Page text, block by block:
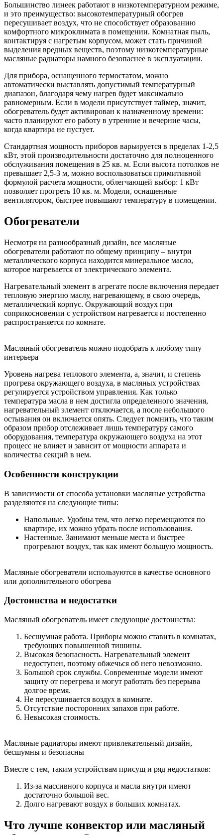
Большинство линеек работают в низкотемпературном режиме,
и это преимущество: высокотемпературный обогрев
пересушивает воздух, что не способствует образованию
комфортного микроклимата в помещении. Комнатная пыль,
контактируя с нагретым корпусом, может стать причиной
выделения вредных веществ, поэтому низкотемпературные
масляные радиаторы намного безопаснее в эксплуатации.
Для прибора, оснащенного термостатом, можно
автоматически выставлять допустимый температурный
диапазон, благодаря чему нагрев будет максимально
равномерным. Если в модели присутствует таймер, значит,
обогреватель будет активирован к назначенному времени:
часто планируют его работу в утренние и вечерние часы,
когда квартира не пустует.
Стандартная мощность приборов варьируется в пределах 1-2,5
кВт, этой производительности достаточно для полноценного
обслуживания помещения в 25 кв. м. Если высота потолков не
превышает 2,5-3 м, можно воспользоваться примитивной
формулой расчета мощности, облегчающей выбор: 1 кВт
позволяет прогреть 10 кв. м. Модели, оснащенные
вентилятором, быстрее повышают температуру в помещении.
Обогреватели
Несмотря на разнообразный дизайн, все масляные
обогреватели работают по общему принципу – внутри
металлического корпуса находится минеральное масло,
которое нагревается от электрического элемента.
Нагревательный элемент в агрегате после включения передает
тепловую энергию маслу, нагревающему, в свою очередь,
металлический корпус. Окружающий воздух при
соприкосновении с устройством нагревается и постепенно
распространяется по комнате.
Масляный обогреватель можно подобрать к любому типу
интерьера
Уровень нагрева теплового элемента, а, значит, и степень
прогрева окружающего воздуха, в масляных устройствах
регулируется устройством управления. Как только
температура масла в нем достигла определенного значения,
нагревательный элемент отключается, а после небольшого
остывания он включается опять. Следует помнить, что таким
образом прибор отслеживает лишь температуру самого
оборудования, температура окружающего воздуха на этот
процесс не влияет и зависит от мощности аппарата и
количества секций в нем.
Особенности конструкции
В зависимости от способа установки масляные устройства
разделяются на следующие типы:
Напольные. Удобны тем, что легко перемещаются по
квартире, их можно убрать после использования.
Настенные. Занимают меньше места и быстрее
прогревают воздух, так как имеют большую мощность.
Масляные обогреватели используются в качестве основного
или дополнительного обогрева
Достоинства и недостатки
Масляный обогреватель имеет следующие достоинства:
Бесшумная работа. Приборы можно ставить в комнатах,
требующих повышенной тишины.
Высокая безопасность. Нагревательный элемент
недоступен, поэтому обжечься об него невозможно.
Большой срок службы. Современные модели имеют
защиту от перегрева и могут работать без перерыва
долгое время.
Не пересушивается воздух в комнате.
Отсутствие посторонних запахов при работе.
Невысокая стоимость.
Масляные радиаторы имеют привлекательный дизайн,
бесшумны и безопасны
Вместе с тем, таким устройствам присущ и ряд недостатков:
Из-за массивного корпуса и масла внутри имеют
достаточно большой вес.
Долго нагревают воздух в больших комнатах.
Что лучше конвектор или масляный